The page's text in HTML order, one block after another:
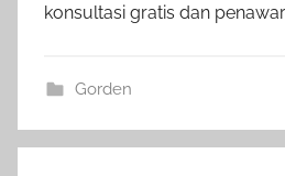
konsultasi gratis dan
Gorden